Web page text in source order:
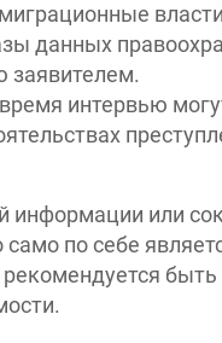
данных
заявителем.
интервью
информации или
по себе